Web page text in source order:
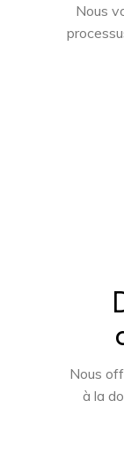
Nous
Nous
à la